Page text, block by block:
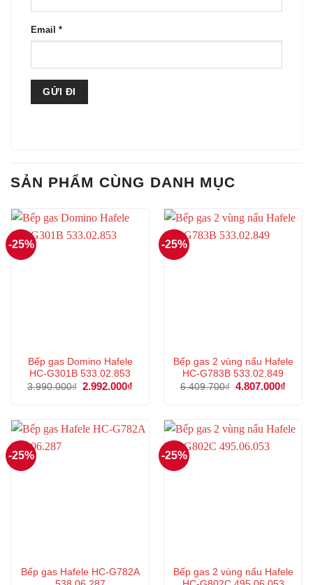
Email *
SẢN PHẨM CÙNG DANH MỤC
-25%
Bếp gas Domino Hafele
HC-G301B 533.02.853
3.990.000₫ Giá
2.992.000₫
2.992.000₫.
-25%
Bếp gas 2 vùng nấu Hafele
HC-G783B 533.02.849
6.409.700₫ Giá
4.807.000₫
-25%
Bếp gas Hafele HC-G782A
-25%
Bếp gas 2 vùng nấu Hafele